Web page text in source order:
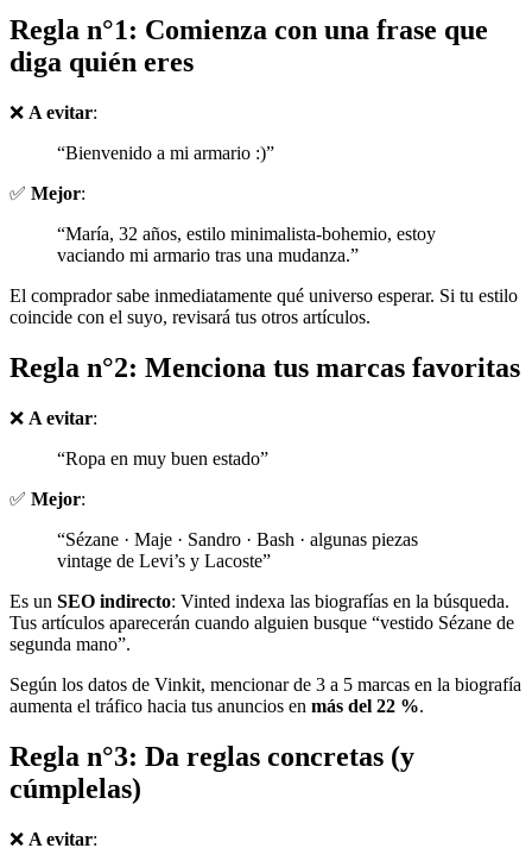
Regla n°1: Comienza con una frase que
diga quién eres
❌ A evitar:
“Bienvenido a mi armario :)”
✅ Mejor:
“María, 32 años, estilo minimalista-bohemio, estoy
vaciando mi armario tras una mudanza.”
El comprador sabe inmediatamente qué universo esperar. Si tu estilo
coincide con el suyo, revisará tus otros artículos.
Regla n°2: Menciona tus marcas favoritas
❌ A evitar:
“Ropa en muy buen estado”
✅ Mejor:
“Sézane · Maje · Sandro · Bash · algunas piezas
vintage de Levi’s y Lacoste”
Es un SEO indirecto: Vinted indexa las biografías en la búsqueda.
Tus artículos aparecerán cuando alguien busque “vestido Sézane de
segunda mano”.
Según los datos de Vinkit, mencionar de 3 a 5 marcas en la biografía
aumenta el tráfico hacia tus anuncios en más del 22 %.
Regla n°3: Da reglas concretas (y
cúmplelas)
❌ A evitar: